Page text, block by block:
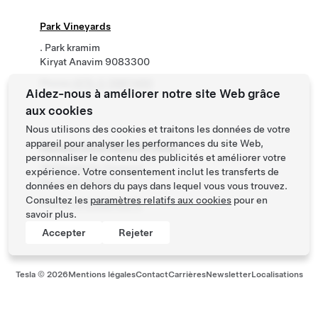
Park Vineyards
. Park kramim
Kiryat Anavim 9083300
Ramada Olivie Nazareth Hotel
29 Derekh ha-Tsiyonut
Nazareth 1710601
Phone+97248878879
Tesla © 2026Mentions légalesContactCarrièresNewsletterLocalisations
Aidez-nous à améliorer notre site Web grâce
aux cookies
Nous utilisons des cookies et traitons les données de votre
appareil pour analyser les performances du site Web,
personnaliser le contenu des publicités et améliorer votre
expérience. Votre consentement inclut les transferts de
données en dehors du pays dans lequel vous vous trouvez.
Consultez les paramètres relatifs aux cookies pour en
savoir plus.
Accepter
Rejeter